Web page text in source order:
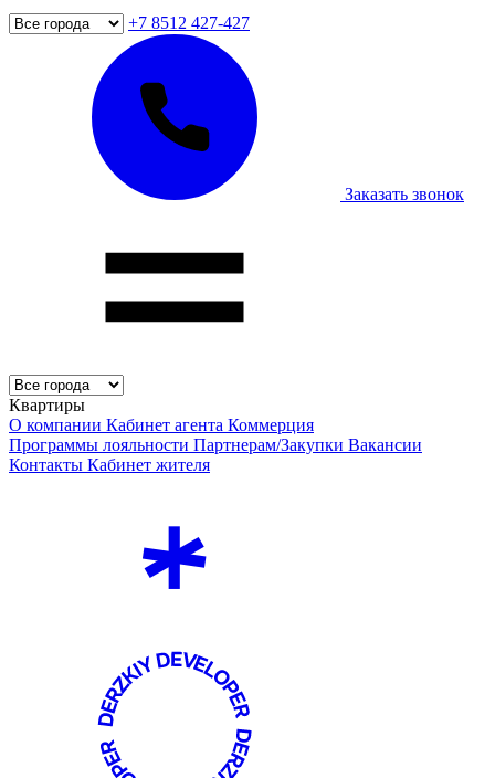
+7 8512 427-427
Заказать звонок
Квартиры
О компании Кабинет агента Коммерция
Программы лояльности Партнерам/Закупки Вакансии
Контакты Кабинет жителя